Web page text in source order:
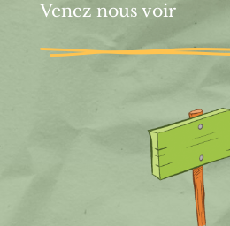
Venez nous voir